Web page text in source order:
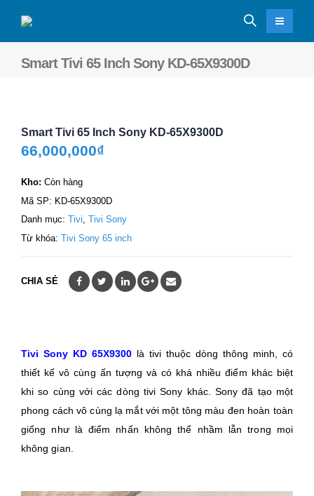
Smart Tivi 65 Inch Sony KD-65X9300D
Smart Tivi 65 Inch Sony KD-65X9300D
66,000,000₫
Kho: Còn hàng
Mã SP: KD-65X9300D
Danh mục: Tivi, Tivi Sony
Từ khóa: Tivi Sony 65 inch
CHIA SẺ
Tivi Sony KD 65X9300 là tivi thuộc dòng thông minh, có
thiết kế vô cùng ấn tượng và có khá nhiều điểm khác biệt
khi so cùng với các dòng tivi Sony khác. Sony đã tạo một
phong cách vô cùng lạ mắt với một tông màu đen hoàn toàn
giống như là điểm nhấn không thể nhầm lẫn trong mọi
không gian.